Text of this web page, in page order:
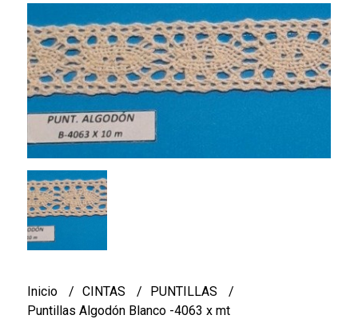
Inicio CINTAS
PUNTILLAS
Puntillas Algodón Blanco -4063 x mt